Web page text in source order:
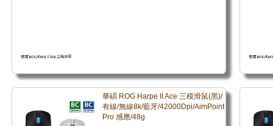
華碩 ROG Harpe II Ace 三模滑鼠(黑)/
有線/無線8k/藍牙/42000Dpi/AimPoint
Pro 感應/48g